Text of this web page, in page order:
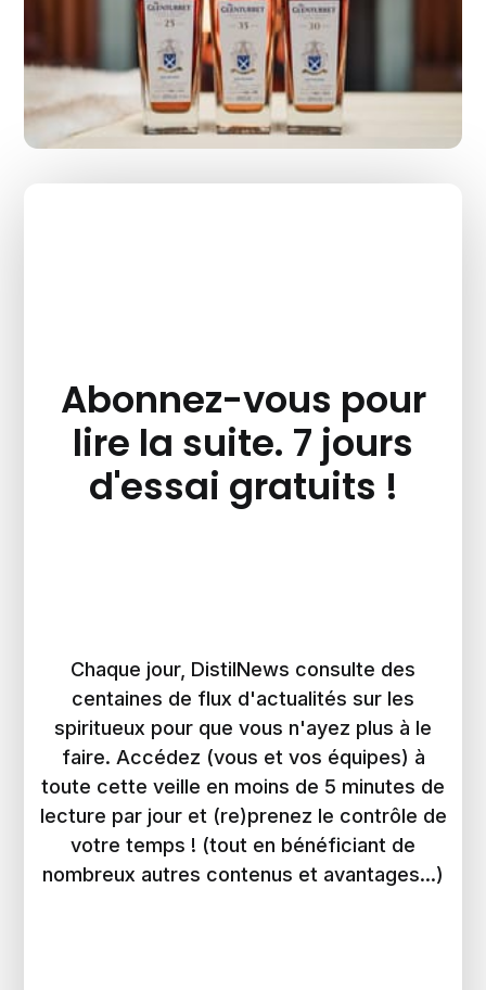
Abonnez-vous pour
lire la suite. 7 jours
d'essai gratuits !
Chaque jour, DistilNews consulte des
centaines de flux d'actualités sur les
spiritueux pour que vous n'ayez plus à le
faire. Accédez (vous et vos équipes) à
toute cette veille en moins de 5 minutes de
lecture par jour et (re)prenez le contrôle de
votre temps ! (tout en bénéficiant de
nombreux autres contenus et avantages...)